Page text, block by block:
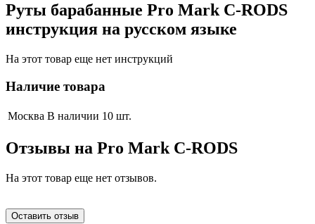
Руты барабанные Pro Mark C-RODS
инструкция на русском языке
На этот товар еще нет инструкций
Наличие товара
Москва В наличии 10 шт.
Отзывы на Pro Mark C-RODS
На этот товар еще нет отзывов.
Оставить отзыв